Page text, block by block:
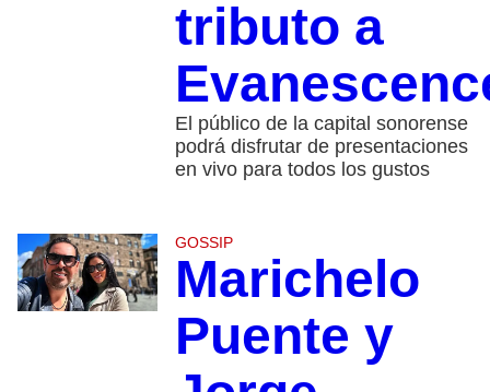
tributo a
El público de la capital sonorense
podrá disfrutar de presentaciones
en vivo para todos los gustos
GOSSIP
Marichelo
Puente y